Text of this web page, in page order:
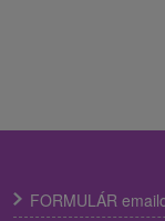
FORMULÁR